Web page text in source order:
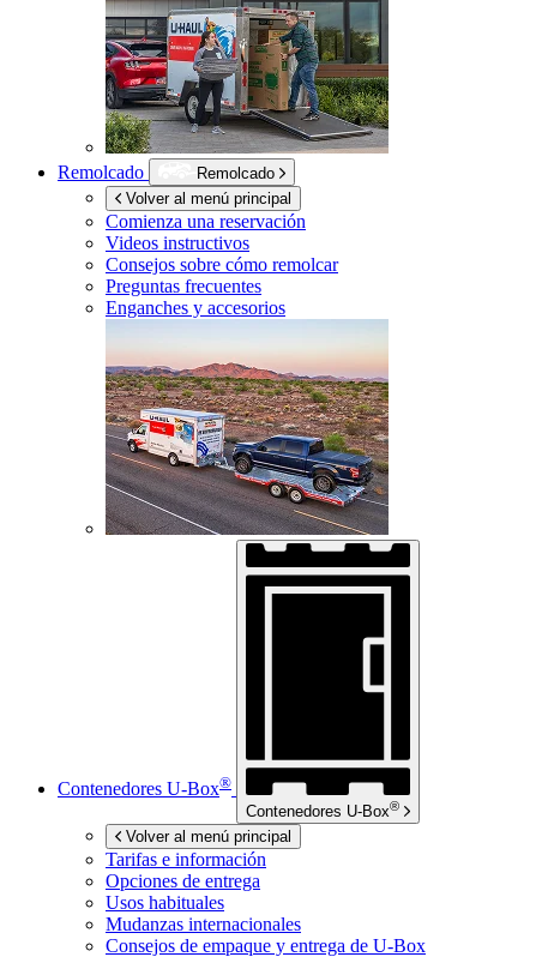
Remolcado
Remolcado
Volver al menú principal
Comienza una reservación
Videos instructivos
Consejos sobre cómo remolcar
Preguntas frecuentes
Enganches y accesorios
Contenedores U-Box®
Contenedores U-Box®
Volver al menú principal
Tarifas e información
Opciones de entrega
Usos habituales
Mudanzas internacionales
Consejos de empaque y entrega de U-Box